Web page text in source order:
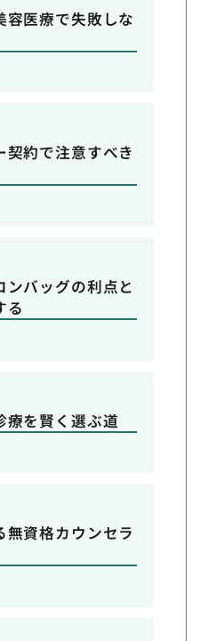
容医療で失敗しな
約で注意すべき
バッグの利点と
る
療を賢く選ぶ道
資格カウンセラ